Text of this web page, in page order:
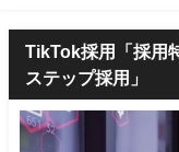
TikTok採用「採用
ステップ採用」